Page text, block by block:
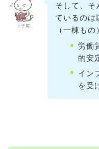
トチ尾
そして、そ
ているのは
（一棟もの
労働
的安
イン
を受